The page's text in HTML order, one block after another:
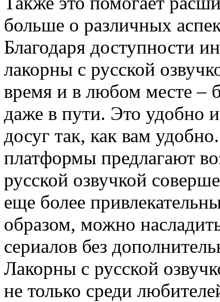
больше о различных
Благодаря доступности
лакорны с русской
время и в любом месте –
даже в пути. Это удобно и
досуг так, как вам
платформы предлагают
русской озвучкой
еще более
образом, можно
сериалов без
Лакорны с русской
не только среди